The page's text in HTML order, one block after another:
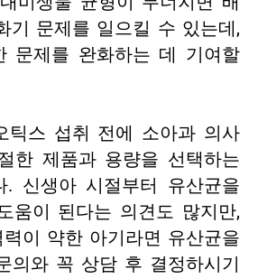
기 문제를 일으킬 수 있는데,
문제를 완화하는 데 기여할
틱스 섭취 전에 소아과 의사
한 제품과 용량을 선택하는
. 신생아 시절부터 유산균을
움이 된다는 의견도 많지만,
이 약한 아기라면 유산균을
의와 꼭 상담 후 결정하시기